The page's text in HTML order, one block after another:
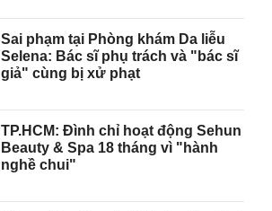
Sai phạm tại Phòng khám Da liễu
Selena: Bác sĩ phụ trách và "bác sĩ
giả" cùng bị xử phạt
TP.HCM: Đình chỉ hoạt động Sehun
Beauty & Spa 18 tháng vì "hành
nghề chui"